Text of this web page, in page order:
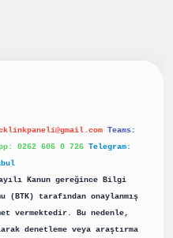
Teams:
0262 606 0 726 Telegram:
Kanun gereğince Bilgi
tarafından onaylanmış
vermektedir. Bu nedenle,
denetleme veya araştırma